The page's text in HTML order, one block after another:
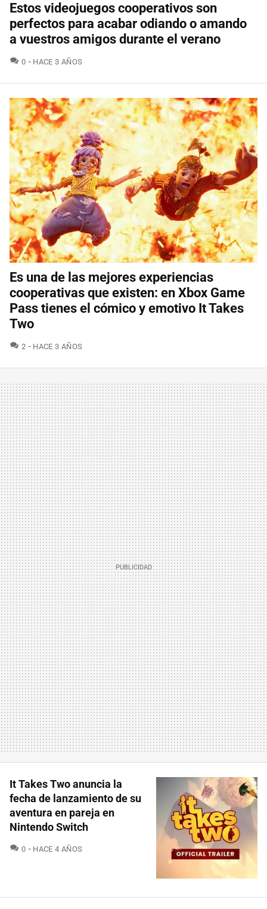
Estos videojuegos cooperativos son
perfectos para acabar odiando o amando
a vuestros amigos durante el verano
0 COMENTARIOS
HACE 3 AÑOS
Es una de las mejores experiencias
cooperativas que existen: en Xbox Game
Pass tienes el cómico y emotivo It Takes
Two
2 COMENTARIOS
HACE 3 AÑOS
It Takes Two anuncia la
fecha de lanzamiento de su
aventura en pareja en
Nintendo Switch
0 COMENTARIOS
HACE 4 AÑOS